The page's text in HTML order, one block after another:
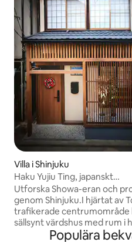
Villa i Shinjuku
Haku Yujiu Ting, japanskt
hotell/luftkonditionering i
huset/golvvärme i hela
prosperitetsdistriktet/
stationen 4 minuter/bör max
Utforska Showa-eran och
genom Shinjuku.I hjärtat av
trafikerade centrumområde
sällsynt värdshus med rum i
stil undangömt, som en
Populära